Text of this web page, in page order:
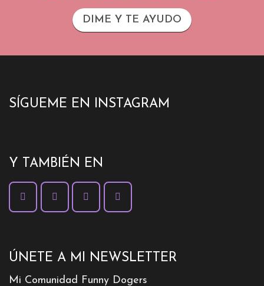
DIME Y TE AYUDO
SÍGUEME EN INSTAGRAM
Y TAMBIÉN EN
ÚNETE A MI NEWSLETTER
Mi Comunidad Funny Dogers